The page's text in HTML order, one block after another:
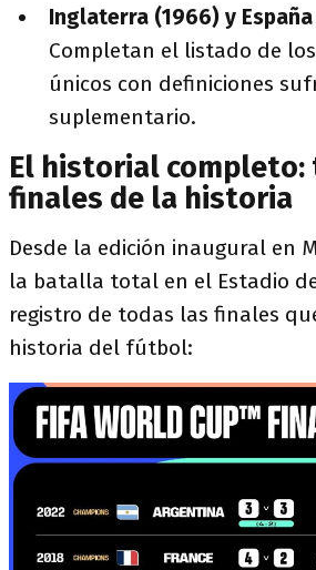
Inglaterra (1966) y España
Completan el listado de
únicos con definiciones
suplementario.
El historial completo:
finales de la historia
Desde la edición inaugural en
la batalla total en el Estadio
registro de todas las finales
historia del fútbol: